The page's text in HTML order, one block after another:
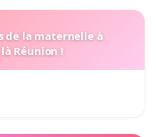
de la maternelle à
l’université à là Réunion !